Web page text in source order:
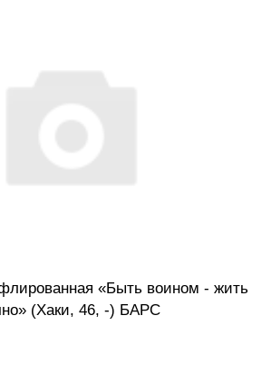
«Быть воином - жить
(Хаки, 46, -) БАРС